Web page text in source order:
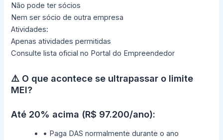
Não pode ter sócios
Nem ser sócio de outra empresa
Atividades:
Apenas atividades permitidas
Consulte lista oficial no Portal do Empreendedor
⚠️ O que acontece se ultrapassar o limite
MEI?
Até 20% acima (R$ 97.200/ano):
• Paga DAS normalmente durante o ano